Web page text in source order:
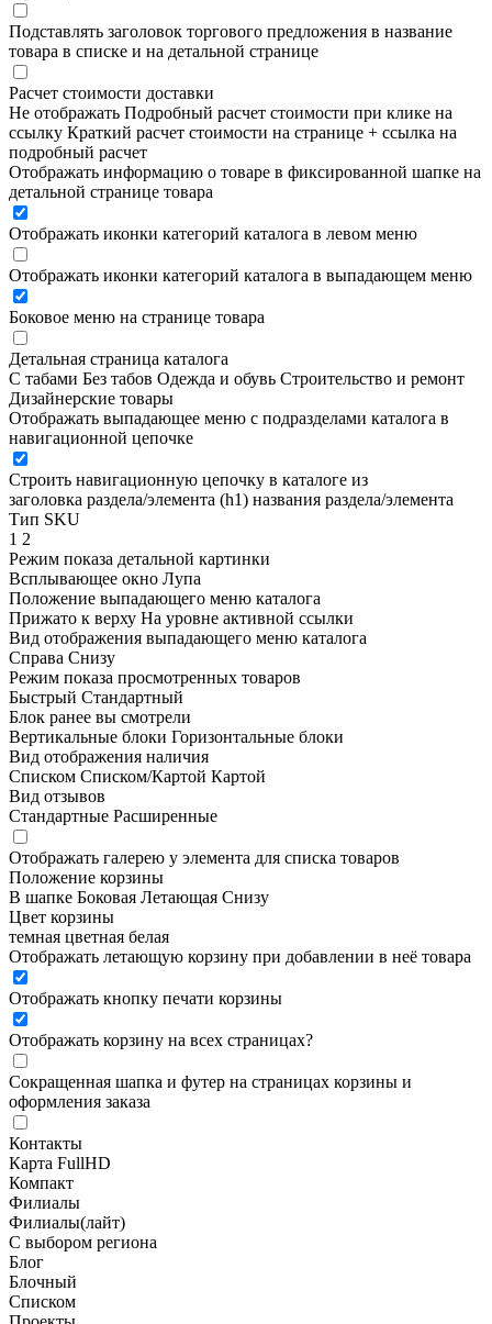
Подставлять заголовок торгового предложения в название
товара в списке и на детальной странице
Расчет стоимости доставки
Не отображать Подробный расчет стоимости при клике на
ссылку Краткий расчет стоимости на странице + ссылка на
подробный расчет
Отображать информацию о товаре в фиксированной шапке на
детальной странице товара
Отображать иконки категорий каталога в левом меню
Отображать иконки категорий каталога в выпадающем меню
Боковое меню на странице товара
Детальная страница каталога
С табами Без табов Одежда и обувь Строительство и ремонт
Дизайнерские товары
Отображать выпадающее меню с подразделами каталога в
навигационной цепочке
Строить навигационную цепочку в каталоге из
заголовка раздела/элемента (h1) названия раздела/элемента
Тип SKU
1 2
Режим показа детальной картинки
Всплывающее окно Лупа
Положение выпадающего меню каталога
Прижато к верху На уровне активной ссылки
Вид отображения выпадающего меню каталога
Справа Снизу
Режим показа просмотренных товаров
Быстрый Стандартный
Блок ранее вы смотрели
Вертикальные блоки Горизонтальные блоки
Вид отображения наличия
Списком Списком/Картой Картой
Вид отзывов
Стандартные Расширенные
Отображать галерею у элемента для списка товаров
Положение корзины
В шапке Боковая Летающая Снизу
Цвет корзины
темная цветная белая
Отображать летающую корзину при добавлении в неё товара
Отображать кнопку печати корзины
Отображать корзину на всех страницах?
Сокращенная шапка и футер на страницах корзины и
оформления заказа
Контакты
Карта FullHD
Компакт
Филиалы
Филиалы(лайт)
С выбором региона
Блог
Блочный
Списком